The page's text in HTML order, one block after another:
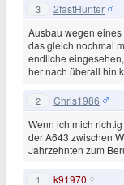
3 2fastHunter
Ausbau wegen
das gleich nochmal
endliche
her nach überall hin
2 Chris1986
Wenn ich mich
der A643 zwischen
Jahrzehnten zum
1 k91970